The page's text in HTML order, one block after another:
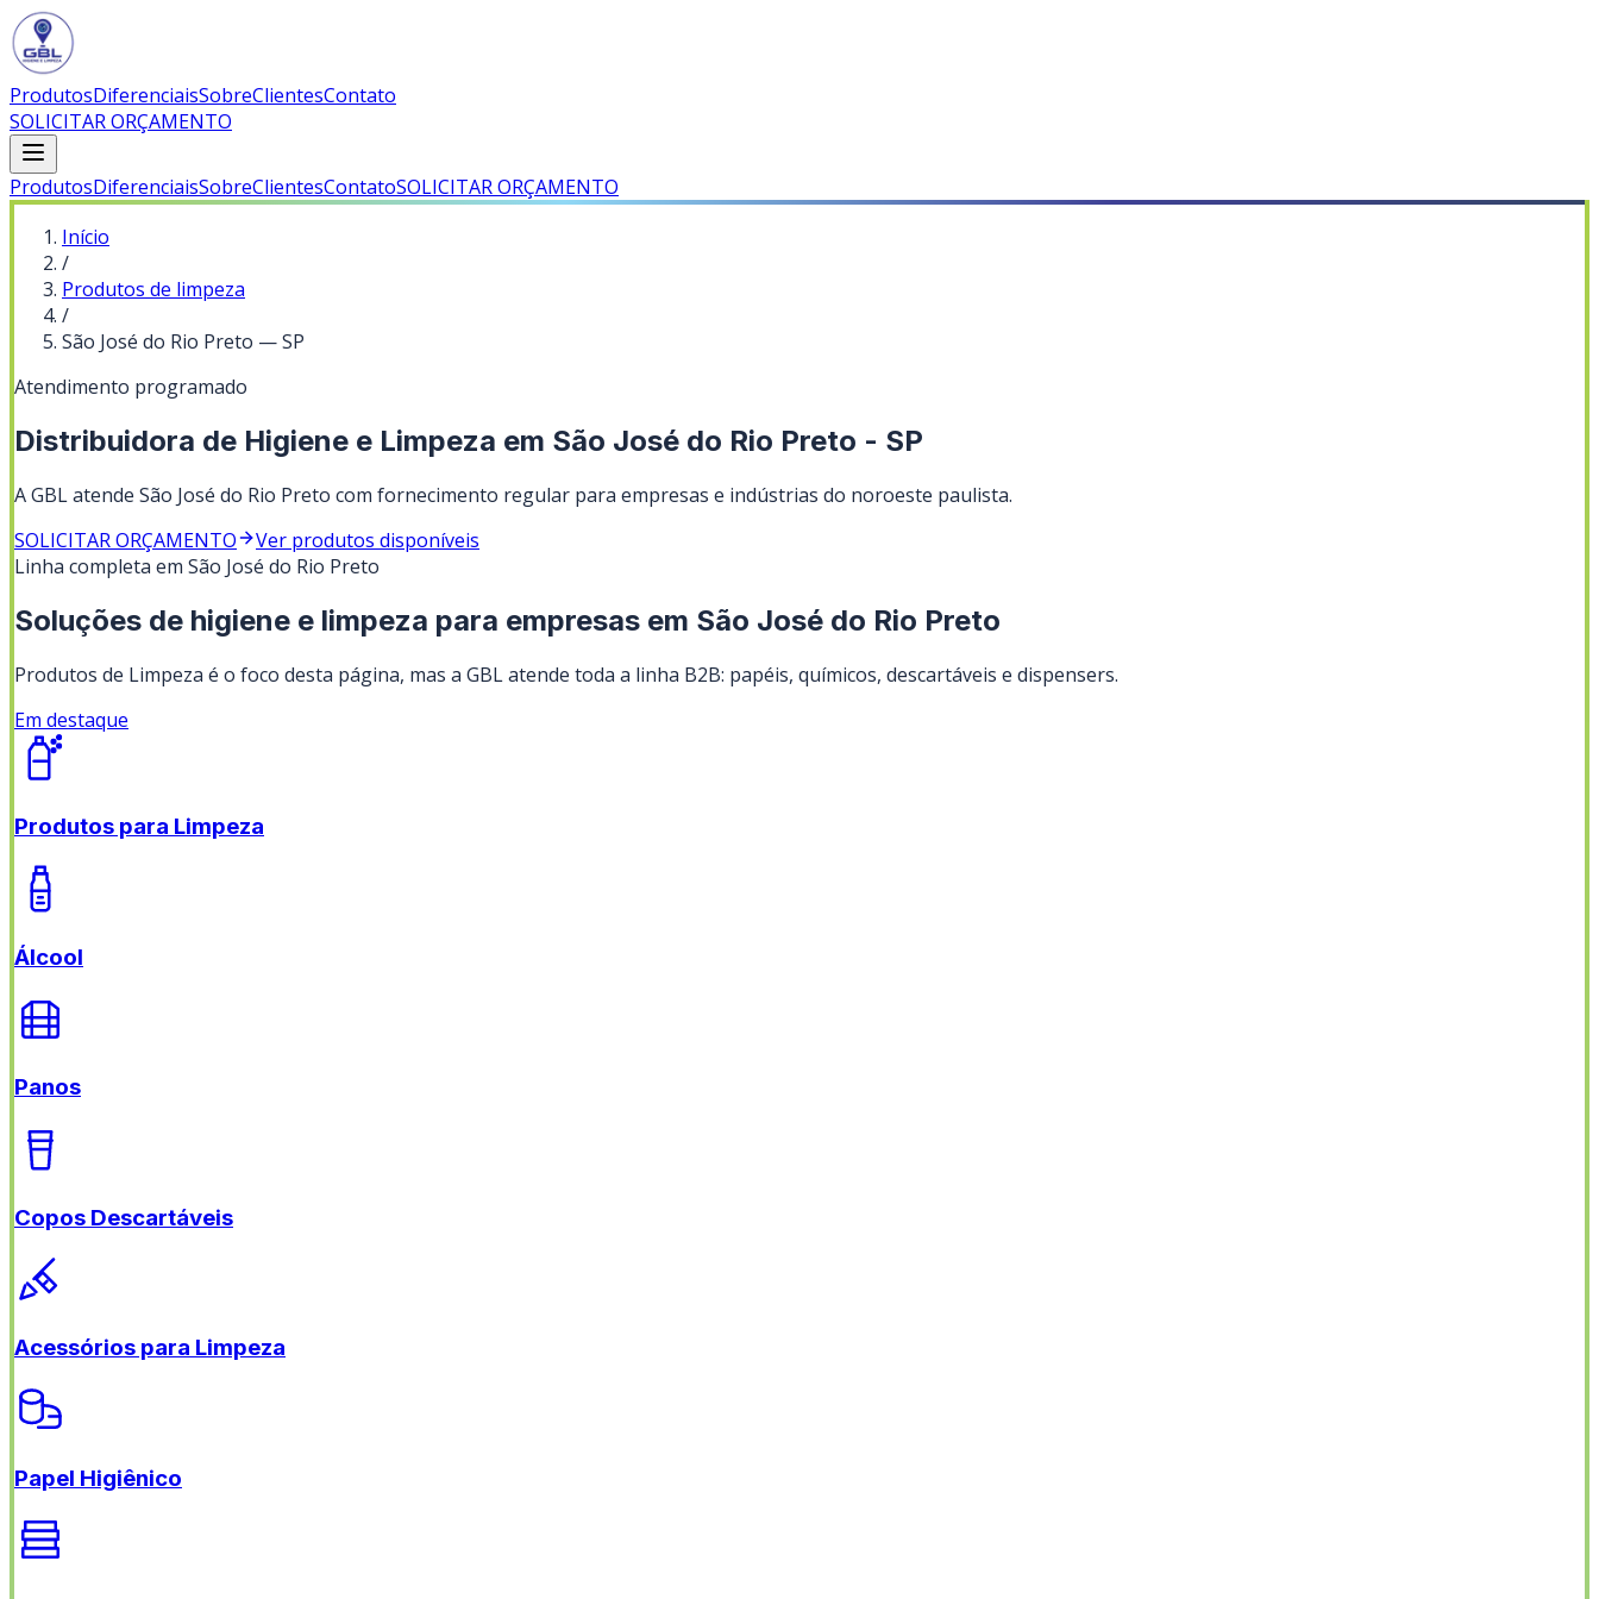
ProdutosDiferenciaisSobreClientesContato
SOLICITAR ORÇAMENTO
ProdutosDiferenciaisSobreClientesContatoSOLICITAR ORÇAMENTO
Início
/
Produtos de limpeza
/
São José do Rio Preto —SP
Atendimento programado
Distribuidora de Higiene e Limpeza em São José do Rio Preto - SP
A GBL atende São José do Rio Preto com fornecimento regular para empresas e indústrias do noroeste paulista.
SOLICITAR ORÇAMENTO
Ver produtos disponíveis
Linha completa em São José do Rio Preto
Soluções de higiene e limpeza para empresas em São José do Rio Preto
Produtos de Limpeza é o foco desta página, mas a GBL atende toda a linha B2B: papéis, químicos, descartáveis e dispensers.
Em destaque
Produtos para Limpeza
Álcool
Panos
Copos Descartáveis
Acessórios para Limpeza
Papel Higiênico